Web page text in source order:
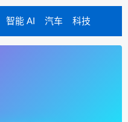
智能 AI 汽车 科技